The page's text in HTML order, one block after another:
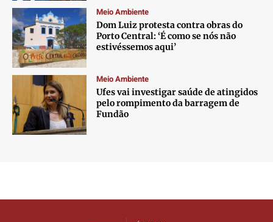
Meio Ambiente
Dom Luiz protesta contra obras do
Porto Central: ‘É como se nós não
estivéssemos aqui’
Meio Ambiente
Ufes vai investigar saúde de atingidos
pelo rompimento da barragem de
Fundão